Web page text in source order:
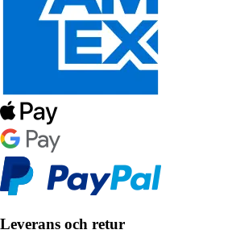
Leverans och retur